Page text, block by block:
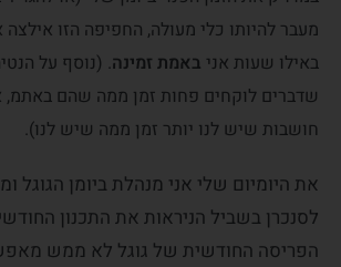
מעבר להיותו כלי מעולה, החפיפה הזו
באילו שעות אני באמת זמינה. (נוסף על
שדברים לוקחים פחות זמן ממה שהם באתמ,
חושבות שיש לנו יותר זמן ממה שיש לנו).
את היומיום שלי אני מנהלת ביומן הגוגל
לסנכרן בשביל הניראות את התכנון
הפריסה החודשית של גוגל לא ממש